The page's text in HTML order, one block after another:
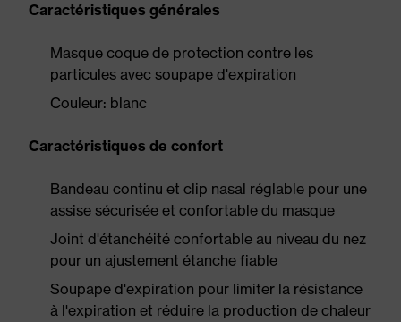
Caractéristiques générales
Masque coque de protection contre les
particules avec soupape d'expiration
Couleur: blanc
Caractéristiques de confort
Bandeau continu et clip nasal réglable pour une
assise sécurisée et confortable du masque
Joint d'étanchéité confortable au niveau du nez
pour un ajustement étanche fiable
Soupape d'expiration pour limiter la résistance
à l'expiration et réduire la production de chaleur